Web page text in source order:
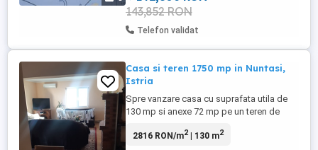
143,852 RON
Telefon validat
Casa si teren 1750 mp in Nuntasi,
Istria
Spre vanzare casa cu suprafata utila de
130 mp si anexe 72 mp pe un teren de
are centrală proprie pentru încălzire,
2816 RON/m2| 130 m2